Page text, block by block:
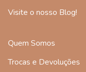
Visite o nosso Blog!
Quem Somos
Trocas e Devoluções